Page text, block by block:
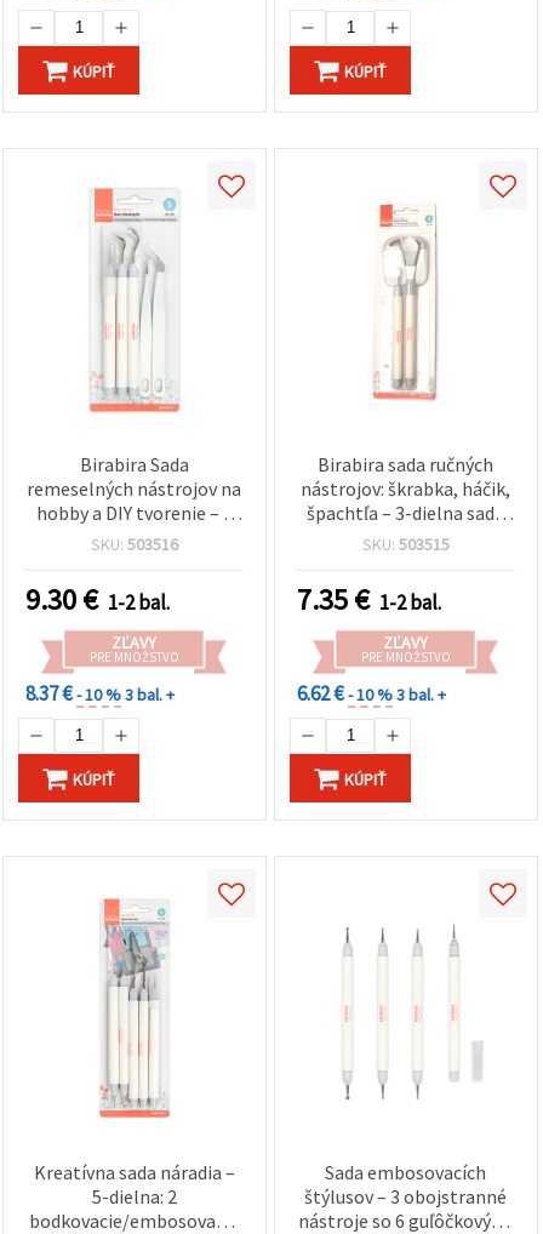
KÚPIŤ KÚPIŤ
Birabira Sada
remeselných nástrojov na
hobby a DIY tvorenie – 2
háčiky, 2 pinzety a
SKU: 503516
9.30€ 1-2 bal.
ZĽAVY
PRE MNOŽSTVO
8.37 €- 10 %3 bal. +
KÚPIŤ
Birabira sada ručných
nástrojov: škrabka, háčik,
špachtľa – 3-dielna sada
na kreatívne tvorenie a
SKU: 503515
7.35€ 1-2 bal.
ZĽAVY
PRE MNOŽSTVO
6.62 €- 10 %3 bal. +
KÚPIŤ
Kreatívna sada náradia –
5-dielna: 2
bodkovacie/embosovacie
Sada embosovacích
štýlusov – 3 obojstranné
nástroje so 6 guľôčkovými